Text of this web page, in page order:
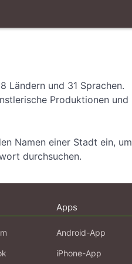
Ländern und 31 Sprachen.
Produktionen und
Namen einer Stadt ein, um
durchsuchen.
Apps
Android-App
iPhone-App